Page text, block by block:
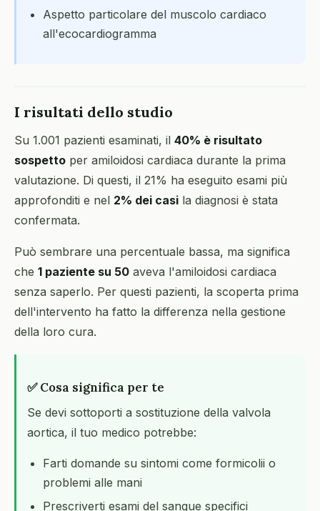
Aspetto particolare del muscolo cardiaco
all'ecocardiogramma
I risultati dello studio
Su 1.001 pazienti esaminati, il 40% è risultato
sospetto per amiloidosi cardiaca durante la prima
valutazione. Di questi, il 21% ha eseguito esami più
approfonditi e nel 2% dei casi la diagnosi è stata
confermata.
Può sembrare una percentuale bassa, ma significa
che 1 paziente su 50 aveva l'amiloidosi cardiaca
senza saperlo. Per questi pazienti, la scoperta prima
dell'intervento ha fatto la differenza nella gestione
della loro cura.
✅ Cosa significa per te
Se devi sottoporti a sostituzione della valvola
aortica, il tuo medico potrebbe:
Farti domande su sintomi come formicolii o
problemi alle mani
Prescriverti esami del sangue specifici